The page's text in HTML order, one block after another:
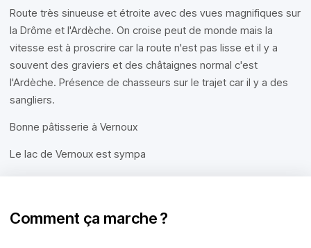
Route très sinueuse et étroite avec des vues magnifiques sur
la Drôme et l'Ardèche. On croise peut de monde mais la
vitesse est à proscrire car la route n'est pas lisse et il y a
souvent des graviers et des châtaignes normal c'est
l'Ardèche. Présence de chasseurs sur le trajet car il y a des
sangliers.
Bonne pâtisserie à Vernoux
Le lac de Vernoux est sympa
Comment ça marche ?